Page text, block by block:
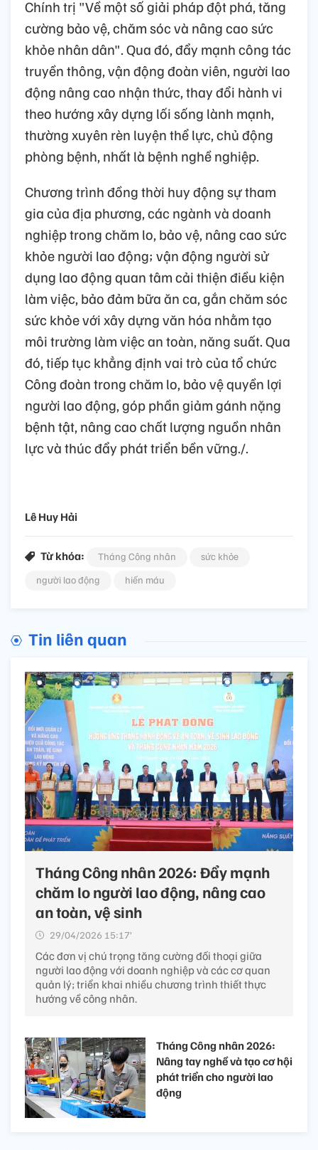
Chính trị "Về một số giải pháp đột phá, tăng
cường bảo vệ, chăm sóc và nâng cao sức
khỏe nhân dân". Qua đó, đẩy mạnh công tác
truyền thông, vận động đoàn viên, người lao
động nâng cao nhận thức, thay đổi hành vi
theo hướng xây dựng lối sống lành mạnh,
thường xuyên rèn luyện thể lực, chủ động
phòng bệnh, nhất là bệnh nghề nghiệp.
Chương trình đồng thời huy động sự tham
gia của địa phương, các ngành và doanh
nghiệp trong chăm lo, bảo vệ, nâng cao sức
khỏe người lao động; vận động người sử
dụng lao động quan tâm cải thiện điều kiện
làm việc, bảo đảm bữa ăn ca, gắn chăm sóc
sức khỏe với xây dựng văn hóa nhằm tạo
môi trường làm việc an toàn, năng suất. Qua
đó, tiếp tục khẳng định vai trò của tổ chức
Công đoàn trong chăm lo, bảo vệ quyền lợi
người lao động, góp phần giảm gánh nặng
bệnh tật, nâng cao chất lượng nguồn nhân
lực và thúc đẩy phát triển bền vững./.
Lê Huy Hải
Từ khóa: Tháng Công nhân
sức khỏe
người lao động
hiến máu
Tin liên quan
Tháng Công nhân 2026: Đẩy mạnh
chăm lo người lao động, nâng cao
an toàn, vệ sinh
29/04/2026 15:17’
Các đơn vị chú trọng tăng cường đối thoại giữa
người lao động với doanh nghiệp và các cơ quan
quản lý; triển khai nhiều chương trình thiết thực
hướng về công nhân.
Tháng Công nhân 2026:
Nâng tay nghề và tạo cơ hội
phát triển cho người lao
động